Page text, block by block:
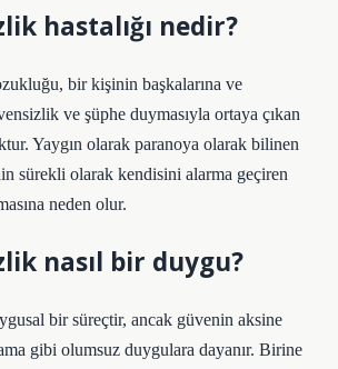
hastalığı nedir?
bir kişinin başkalarına ve
ve şüphe duymasıyla ortaya çıkan
Yaygın olarak paranoya olarak bilinen
sürekli olarak kendisini alarma geçiren
neden olur.
nasıl bir duygu?
bir süreçtir, ancak güvenin aksine
gibi olumsuz duygulara dayanır. Birine